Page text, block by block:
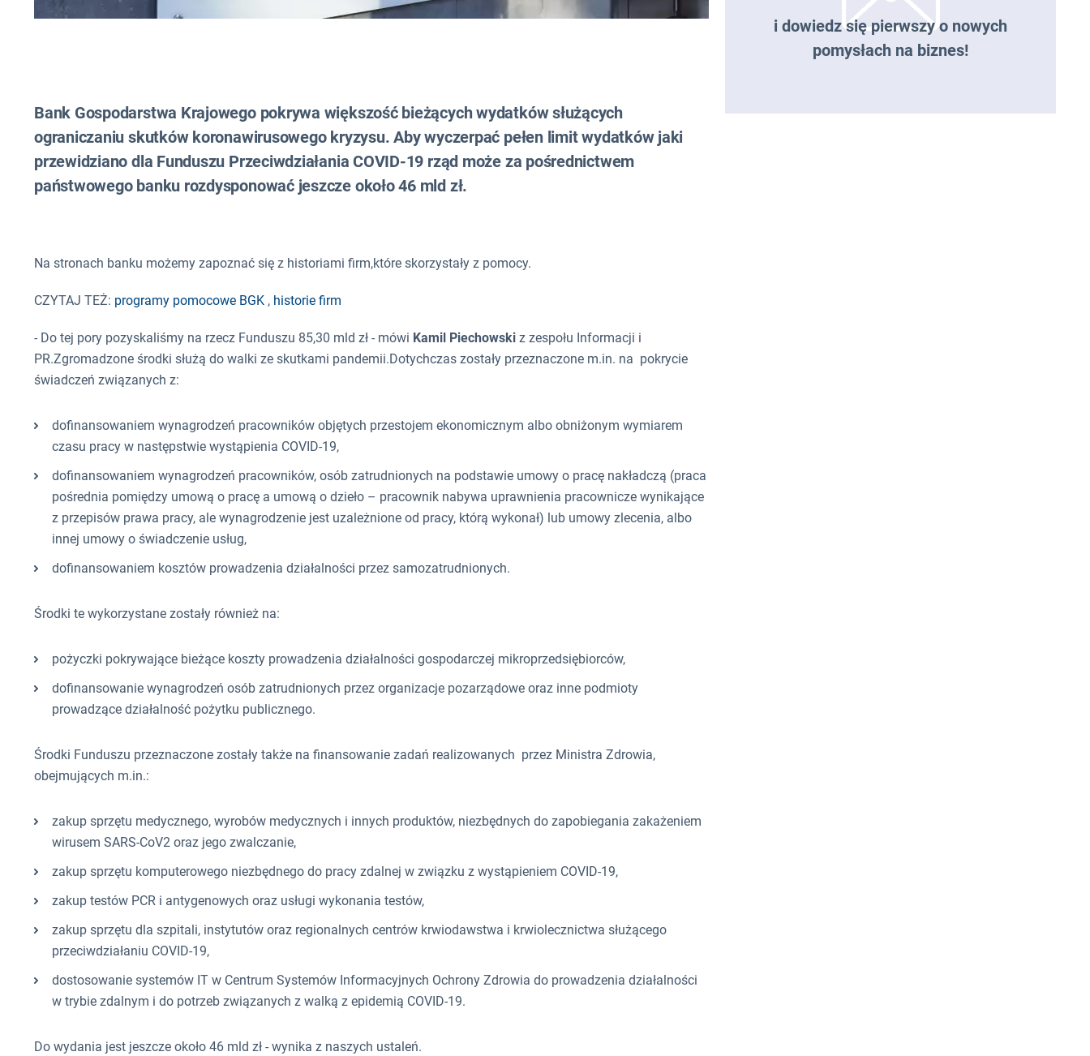
Bank Gospodarstwa Krajowego pokrywa większość bieżących wydatków służących
ograniczaniu skutków koronawirusowego kryzysu. Aby wyczerpać pełen limit wydatków jaki
przewidziano dla Funduszu Przeciwdziałania COVID-19 rząd może za pośrednictwem
państwowego banku rozdysponować jeszcze około 46 mld zł.
Na stronach banku możemy zapoznać się z historiami firm,które skorzystały z pomocy.
CZYTAJ TEŻ: programy pomocowe BGK , historie firm
- Do tej pory pozyskaliśmy na rzecz Funduszu 85,30 mld zł - mówi Kamil Piechowski z zespołu Informacji i
PR.Zgromadzone środki służą do walki ze skutkami pandemii.Dotychczas zostały przeznaczone m.in. na pokrycie
świadczeń związanych z:
dofinansowaniem wynagrodzeń pracowników objętych przestojem ekonomicznym albo obniżonym wymiarem
czasu pracy w następstwie wystąpienia COVID-19,
dofinansowaniem wynagrodzeń pracowników, osób zatrudnionych na podstawie umowy o pracę nakładczą (praca
pośrednia pomiędzy umową o pracę a umową o dzieło – pracownik nabywa uprawnienia pracownicze wynikające
z przepisów prawa pracy, ale wynagrodzenie jest uzależnione od pracy, którą wykonał) lub umowy zlecenia, albo
innej umowy o świadczenie usług,
dofinansowaniem kosztów prowadzenia działalności przez samozatrudnionych.
Środki te wykorzystane zostały również na:
pożyczki pokrywające bieżące koszty prowadzenia działalności gospodarczej mikroprzedsiębiorców,
dofinansowanie wynagrodzeń osób zatrudnionych przez organizacje pozarządowe oraz inne podmioty
prowadzące działalność pożytku publicznego.
Środki Funduszu przeznaczone zostały także na finansowanie zadań realizowanych przez Ministra Zdrowia,
obejmujących m.in.:
zakup sprzętu medycznego, wyrobów medycznych i innych produktów, niezbędnych do zapobiegania zakażeniem
wirusem SARS-CoV2 oraz jego zwalczanie,
zakup sprzętu komputerowego niezbędnego do pracy zdalnej w związku z wystąpieniem COVID-19,
zakup testów PCR i antygenowych oraz usługi wykonania testów,
zakup sprzętu dla szpitali, instytutów oraz regionalnych centrów krwiodawstwa i krwiolecznictwa służącego
przeciwdziałaniu COVID-19,
dostosowanie systemów IT w Centrum Systemów Informacyjnych Ochrony Zdrowia do prowadzenia działalności
w trybie zdalnym i do potrzeb związanych z walką z epidemią COVID-19.
Do wydania jest jeszcze około 46 mld zł - wynika z naszych ustaleń.
i dowiedz się pierwszy o nowych
pomysłach na biznes!